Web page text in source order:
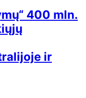
400 mln.
ir